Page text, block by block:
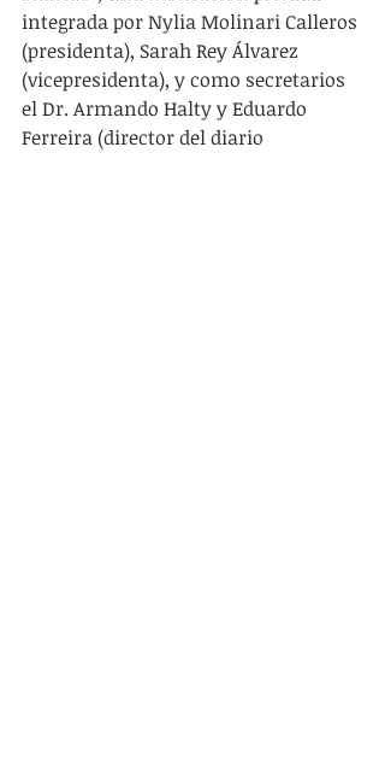
integrada por Nylia Molinari Calleros
(presidenta), Sarah Rey Álvarez
(vicepresidenta), y como secretarios
el Dr. Armando Halty y Eduardo
Ferreira (director del diario